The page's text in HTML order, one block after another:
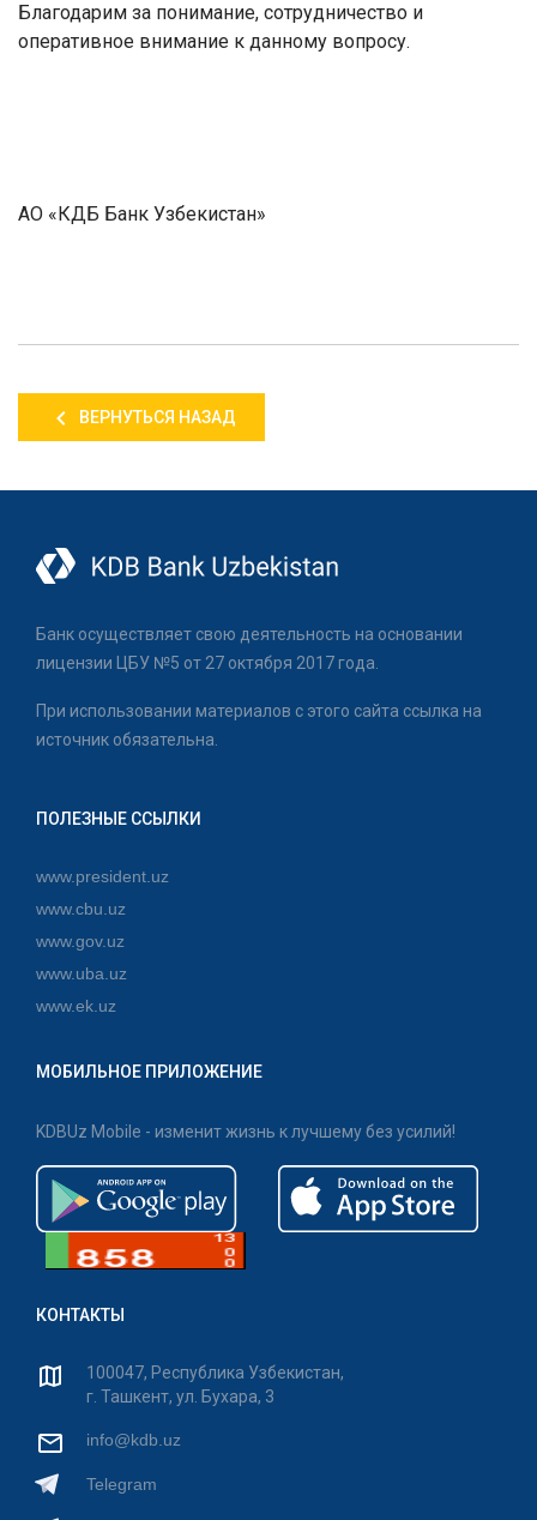
Благодарим за понимание, сотрудничество и
оперативное внимание к данному вопросу.
АО «КДБ Банк Узбекистан»
ВЕРНУТЬСЯ НАЗАД
Банк осуществляет свою деятельность на основании
лицензии ЦБУ №5 от 27 октября 2017 года.
При использовании материалов с этого сайта ссылка на
источник обязательна.
ПОЛЕЗНЫЕ ССЫЛКИ
www.president.uz
www.cbu.uz
www.gov.uz
www.uba.uz
www.ek.uz
МОБИЛЬНОЕ ПРИЛОЖЕНИЕ
KDBUz Mobile - изменит жизнь к лучшему без усилий!
КОНТАКТЫ
100047, Республика Узбекистан,
г. Ташкент, ул. Бухара, 3
info@kdb.uz
Telegram